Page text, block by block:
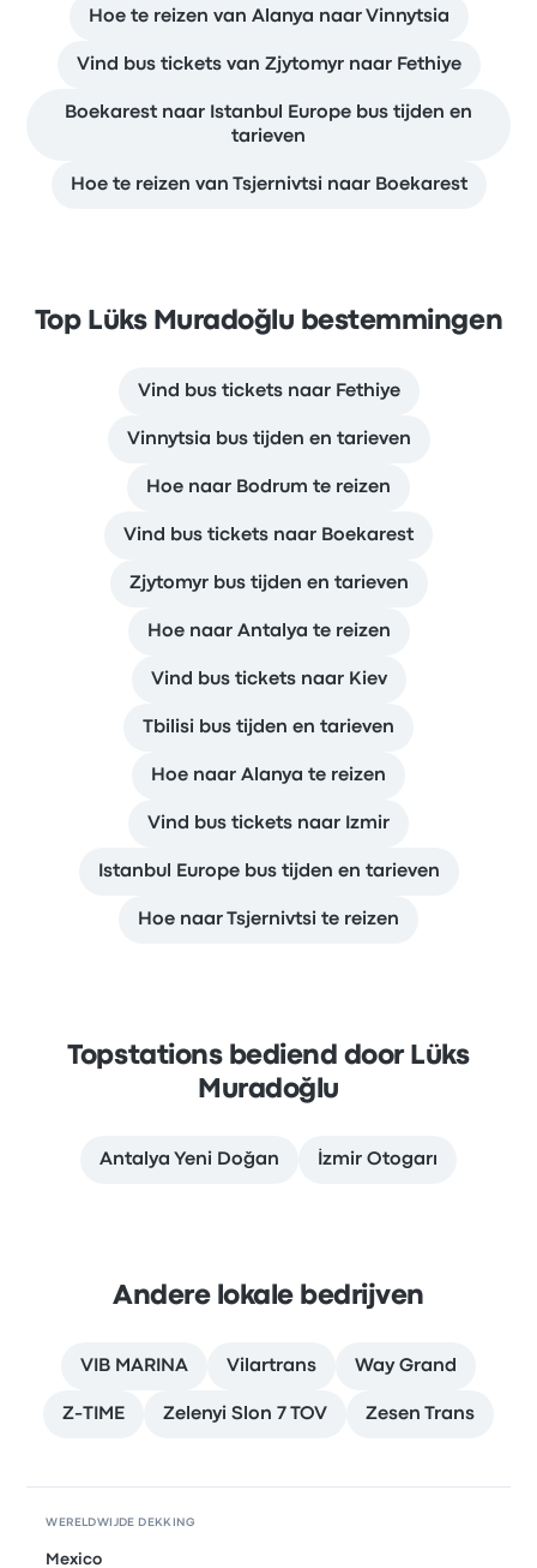
Hoe te reizen van Alanya naar Vinnytsia
Vind bus tickets van Zjytomyr naar Fethiye
Boekarest naar Istanbul Europe bus tijden en
tarieven
Hoe te reizen van Tsjernivtsi naar Boekarest
Top Lüks Muradoğlu bestemmingen
Vind bus tickets naar Fethiye
Vinnytsia bus tijden en tarieven
Hoe naar Bodrum te reizen
Vind bus tickets naar Boekarest
Zjytomyr bus tijden en tarieven
Hoe naar Antalya te reizen
Vind bus tickets naar Kiev
Tbilisi bus tijden en tarieven
Hoe naar Alanya te reizen
Vind bus tickets naar Izmir
Istanbul Europe bus tijden en tarieven
Hoe naar Tsjernivtsi te reizen
Topstations bediend door Lüks
Muradoğlu
Antalya Yeni Doğan İzmir Otogarı
Andere lokale bedrijven
VIB MARINA Vilartrans Way Grand
Z-TIME Zelenyi Slon 7 TOV Zesen Trans
WERELDWIJDE DEKKING
Mexico